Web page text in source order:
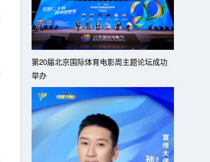
第20届北京国际体育电影周主题论坛成功
举办